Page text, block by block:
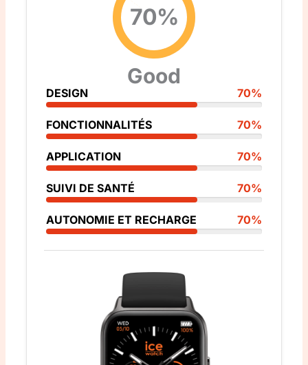
70%
Good
DESIGN 70%
FONCTIONNALITÉS 70%
APPLICATION 70%
SUIVI DE SANTÉ 70%
AUTONOMIE ET RECHARGE 70%